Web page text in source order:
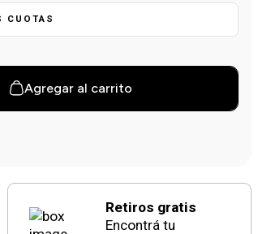
CUOTAS
Agregar al carrito
Retiros gratis
Encontrá tu